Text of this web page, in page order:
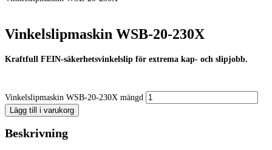
Vinkelslipmaskin WSB-20-230X
Kraftfull FEIN-säkerhetsvinkelslip för extrema kap- och slipjobb.
Vinkelslipmaskin WSB-20-230X mängd
Lägg till i varukorg
Beskrivning